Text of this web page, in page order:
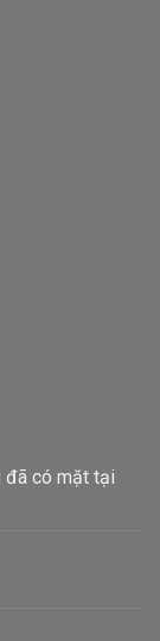
đã có mặt tại